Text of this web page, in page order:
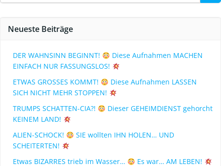
Neueste Beiträge
DER WAHNSINN BEGINNT!
Diese Aufnahmen MACHEN
EINFACH NUR FASSUNGSLOS!
ETWAS GROSSES KOMMT!
Diese Aufnahmen LASSEN
SICH NICHT MEHR STOPPEN!
TRUMPS SCHATTEN-CIA?!
Dieser GEHEIMDIENST gehorcht
KEINEM LAND!
ALIEN-SCHOCK!
SIE wollten IHN HOLEN… UND
SCHEITERTEN!
Etwas BIZARRES trieb im Wasser…
Es war… AM LEBEN!